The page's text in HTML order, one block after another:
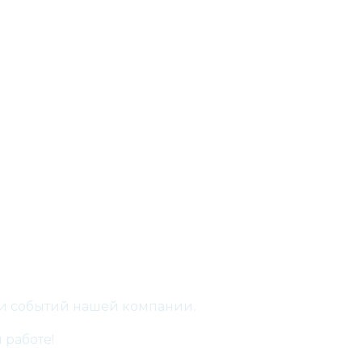
событий нашей компании.